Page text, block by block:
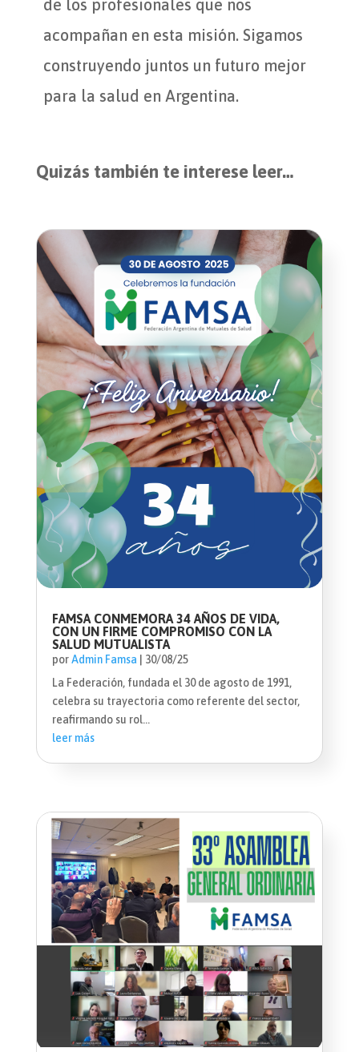
de los profesionales que nos
acompañan en esta misión. Sigamos
construyendo juntos un futuro mejor
para la salud en Argentina.
Quizás también te interese leer…
FAMSA CONMEMORA 34 AÑOS DE VIDA,
CON UN FIRME COMPROMISO CON LA
SALUD MUTUALISTA
porAdmin Famsa
30/08/25
La Federación, fundada el 30 de agosto de 1991,
celebra su trayectoria como referente del sector,
reafirmando su rol...
leer más